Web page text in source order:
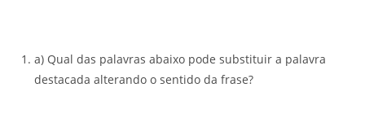
a) Qual das palavras abaixo pode substituir a palavra
destacada alterando o sentido da frase?